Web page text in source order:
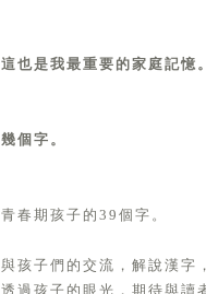
也是我最重要的家庭記憶
個字。
春期孩子的39個字。
孩子們的交流，解說漢字
過孩子的眼光，期待與讀